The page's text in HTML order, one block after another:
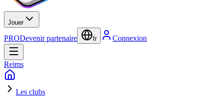
Jouer
PRODevenir partenaire fr Connexion
Reims
Les clubs